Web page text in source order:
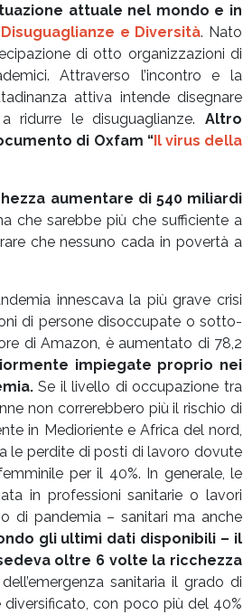
attuale nel mondo e in
e Diversità. Nato
di otto organizzazioni di
Attraverso l’incontro e la
attiva intende disegnare
ridurre le disuguaglianze. Altro
di Oxfam “Il virus della
aumentare di 540 miliardi
che sarebbe più che sufficiente a
che nessuno cada in povertà a
innescava la più grave crisi
di persone disoccupate o sotto-
di Amazon, è aumentato di 78,2
impiegate proprio nei
Se il livello di occupazione tra
non correrebbero più il rischio di
in Medioriente e Africa del nord,
le perdite di posti di lavoro dovute
per il 40%. In generale, le
in professioni sanitarie o lavori
di pandemia – sanitari ma anche
gli ultimi dati disponibili – il
oltre 6 volte la ricchezza
sanitaria il grado di
con poco più del 40%